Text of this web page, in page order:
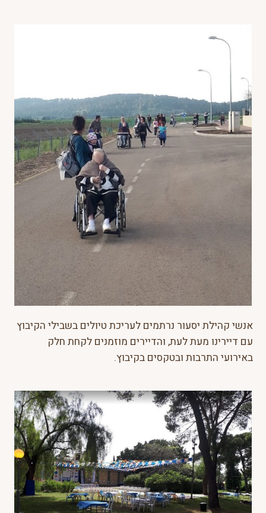
אנשי קהילת יסעור נרתמים לעריכת טיולים בשבילי הקיבוץ
עם דיירינו מעת לעת, והדיירים מוזמנים לקחת חלק
באירועי התרבות ובטקסים בקיבוץ.